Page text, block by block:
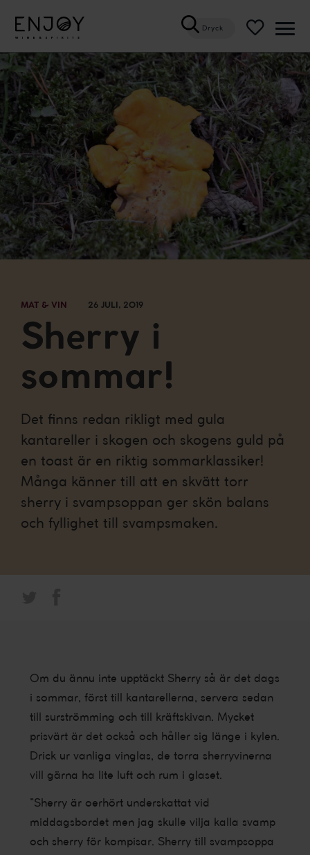
Dryck
MAT & VIN 26 JULI, 2019
Sherry i
sommar!
Det finns redan rikligt med gula
kantareller i skogen och skogens guld på
en toast är en riktig sommarklassiker!
Många känner till att en skvätt torr
sherry i svampsoppan ger skön balans
och fyllighet till svampsmaken.
Om du ännu inte upptäckt Sherry så är det dags
i sommar, först till kantarellerna, servera sedan
till surströmming och till kräftskivan. Mycket
prisvärt är det också och håller sig länge i kylen.
Drick ur vanliga vinglas, de torra sherryvinerna
vill gärna ha lite luft och rum i glaset.
”Sherry är oerhört underskattat vid
middagsbordet men jag skulle vilja kalla svamp
och sherry för kompisar. Sherry till svampsoppa